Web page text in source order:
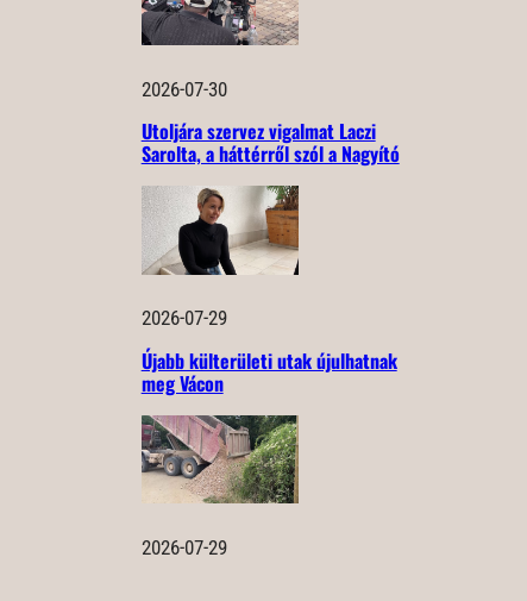
2026-07-30
Utoljára szervez vigalmat Laczi
Sarolta, a háttérről szól a Nagyító
2026-07-29
Újabb külterületi utak újulhatnak
meg Vácon
2026-07-29